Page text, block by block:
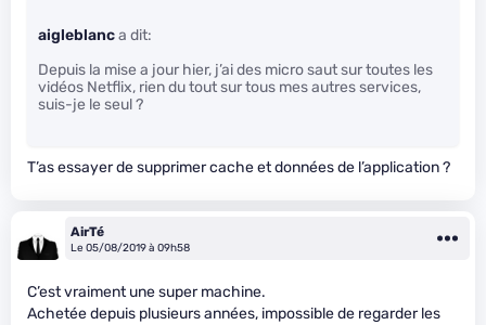
aigleblanca dit:
Depuis la mise a jour hier, j’ai des micro saut sur toutes les
vidéos Netflix, rien du tout sur tous mes autres services,
suis-je le seul ?
T’as essayer de supprimer cache et données de l’application ?
AirTé
Le 05/08/2019 à 09h58
C’est vraiment une super machine.
Achetée depuis plusieurs années, impossible de regarder les